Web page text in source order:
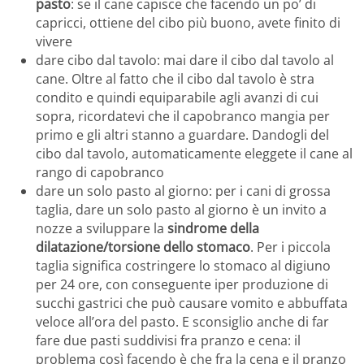
pasto: se il cane capisce che facendo un po’ di
capricci, ottiene del cibo più buono, avete finito di
vivere
dare cibo dal tavolo: mai dare il cibo dal tavolo al
cane. Oltre al fatto che il cibo dal tavolo è stra
condito e quindi equiparabile agli avanzi di cui
sopra, ricordatevi che il capobranco mangia per
primo e gli altri stanno a guardare. Dandogli del
cibo dal tavolo, automaticamente eleggete il cane al
rango di capobranco
dare un solo pasto al giorno: per i cani di grossa
taglia, dare un solo pasto al giorno è un invito a
nozze a sviluppare la sindrome della
dilatazione/torsione dello stomaco. Per i piccola
taglia significa costringere lo stomaco al digiuno
per 24 ore, con conseguente iper produzione di
succhi gastrici che può causare vomito e abbuffata
veloce all’ora del pasto. E sconsiglio anche di far
fare due pasti suddivisi fra pranzo e cena: il
problema così facendo è che fra la cena e il pranzo